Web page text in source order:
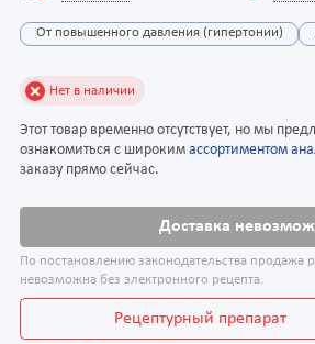
От повышенного давления (гипертонии)
Нет в наличии
Этот товар временно отсутствует, но мы
ознакомиться с широким ассортиментом
заказу прямо сейчас.
Доставка
По постановлению законодательства продажа
невозможна без электронного рецепта.
Рецептурный препарат